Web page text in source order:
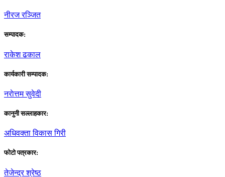
नीरज रञ्जित
सम्पादक:
राकेश ढकाल
कार्यकारी सम्पादक:
नराेत्तम सुवेदी
कानुनी सल्लाहकार:
अधिवक्ता विकास गिरी
फाेटाे पत्रकार:
तेजेन्द्र श्रेष्ठ